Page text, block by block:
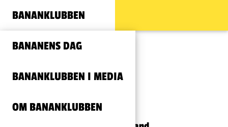
BANANKLUBBEN
BANANENS DAG
BANANKLUBBEN I MEDIA
OM BANANKLUBBEN